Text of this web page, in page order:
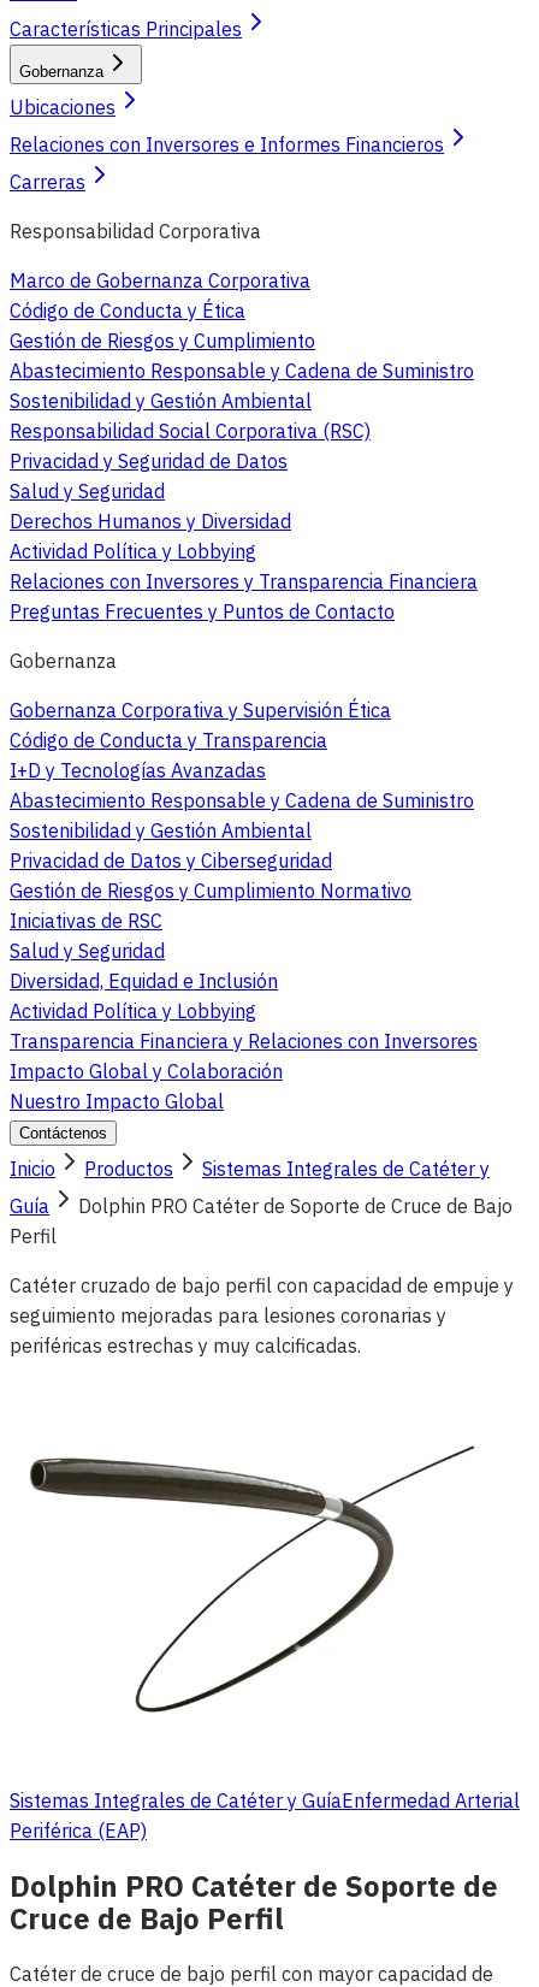
Características Principales
Gobernanza
Ubicaciones
Relaciones con Inversores e Informes Financieros
Carreras
Responsabilidad Corporativa
Marco de Gobernanza Corporativa
Código de Conducta y Ética
Gestión de Riesgos y Cumplimiento
Abastecimiento Responsable y Cadena de Suministro
Sostenibilidad y Gestión Ambiental
Responsabilidad Social Corporativa (RSC)
Privacidad y Seguridad de Datos
Salud y Seguridad
Derechos Humanos y Diversidad
Actividad Política y Lobbying
Relaciones con Inversores y Transparencia Financiera
Preguntas Frecuentes y Puntos de Contacto
Gobernanza
Gobernanza Corporativa y Supervisión Ética
Código de Conducta y Transparencia
I+D y Tecnologías Avanzadas
Abastecimiento Responsable y Cadena de Suministro
Sostenibilidad y Gestión Ambiental
Privacidad de Datos y Ciberseguridad
Gestión de Riesgos y Cumplimiento Normativo
Iniciativas de RSC
Salud y Seguridad
Diversidad, Equidad e Inclusión
Actividad Política y Lobbying
Transparencia Financiera y Relaciones con Inversores
Impacto Global y Colaboración
Nuestro Impacto Global
Contáctenos
Inicio Productos
Sistemas Integrales de Catéter y
Guía
Dolphin PRO Catéter de Soporte de Cruce de Bajo
Perfil
Catéter cruzado de bajo perfil con capacidad de empuje y
seguimiento mejoradas para lesiones coronarias y
periféricas estrechas y muy calcificadas.
Sistemas Integrales de Catéter y GuíaEnfermedad Arterial
Periférica (EAP)
Dolphin PRO Catéter de Soporte de
Cruce de Bajo Perfil
Catéter de cruce de bajo perfil con mayor capacidad de